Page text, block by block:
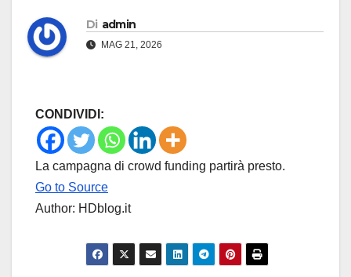
Di admin
MAG 21, 2026
CONDIVIDI:
La campagna di crowd funding partirà presto.
Go to Source
Author: HDblog.it